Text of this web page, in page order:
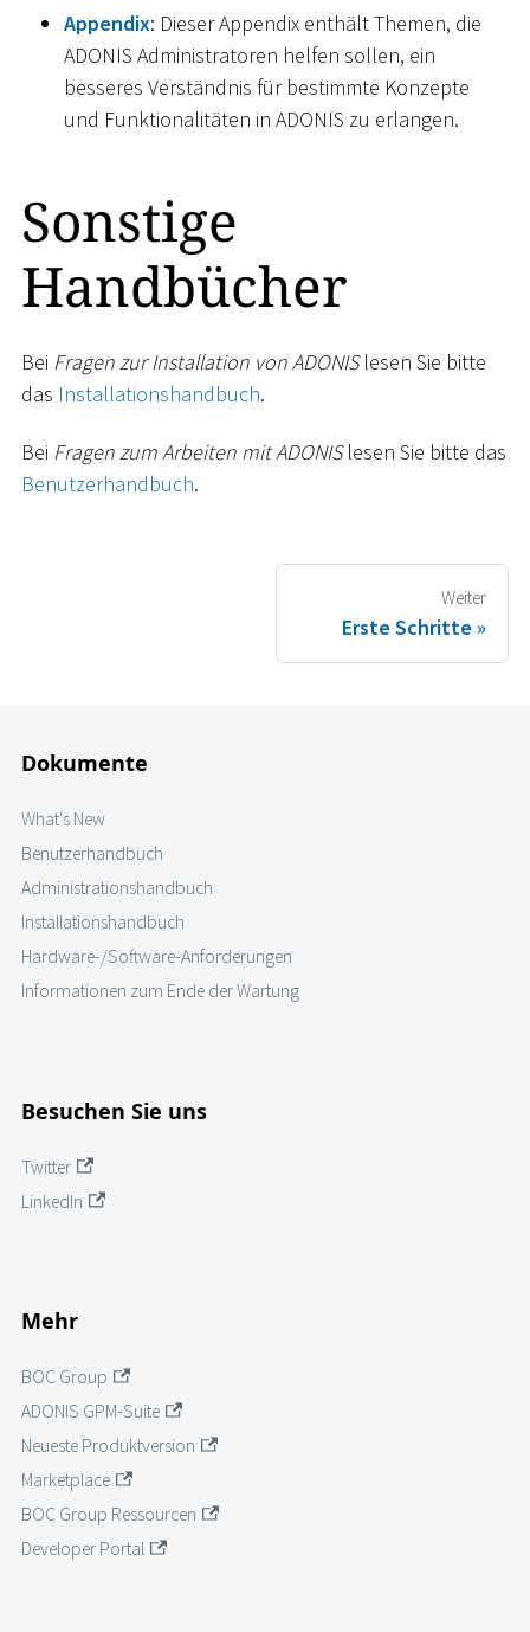
Appendix: Dieser Appendix enthält Themen, die
ADONIS Administratoren helfen sollen, ein
besseres Verständnis für bestimmte Konzepte
und Funktionalitäten in ADONIS zu erlangen.
Sonstige
Handbücher
Bei Fragen zur Installation von ADONISlesen Sie bitte
das Installationshandbuch.
Bei Fragen zum Arbeiten mit ADONISlesen Sie bitte das
Benutzerhandbuch.
Weiter
Erste Schritte
Dokumente
What's New
Benutzerhandbuch
Administrationshandbuch
Installationshandbuch
Hardware-/Software-Anforderungen
Informationen zum Ende der Wartung
Besuchen Sie uns
Twitter
LinkedIn
Mehr
BOC Group
ADONIS GPM-Suite
Neueste Produktversion
Marketplace
BOC Group Ressourcen
Developer Portal